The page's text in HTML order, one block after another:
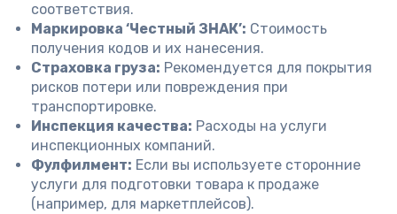
соответствия.
Маркировка ‘Честный ЗНАК’: Стоимость
получения кодов и их нанесения.
Страховка груза: Рекомендуется для покрытия
рисков потери или повреждения при
транспортировке.
Инспекция качества: Расходы на услуги
инспекционных компаний.
Фулфилмент: Если вы используете сторонние
услуги для подготовки товара к продаже
(например, для маркетплейсов).